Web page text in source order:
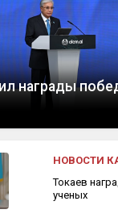
награды
НОВОСТИ
Токаев
ученых